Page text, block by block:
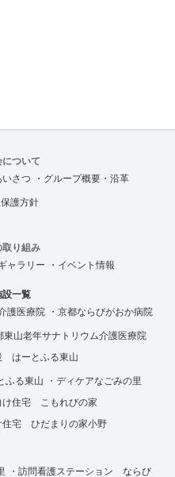
ついて
いさつ ・グループ概要・沿革
保護方針
取り組み
ャラリー ・イベント情報
設一覧
護医療院 ・京都ならびがおか病院
東山老年サナトリウム介護医療院
はーとふる東山
ふる東山
・ディケアなごみの里
け住宅 こもれびの家
住宅 ひだまりの家小野
・訪問看護ステーション ならび